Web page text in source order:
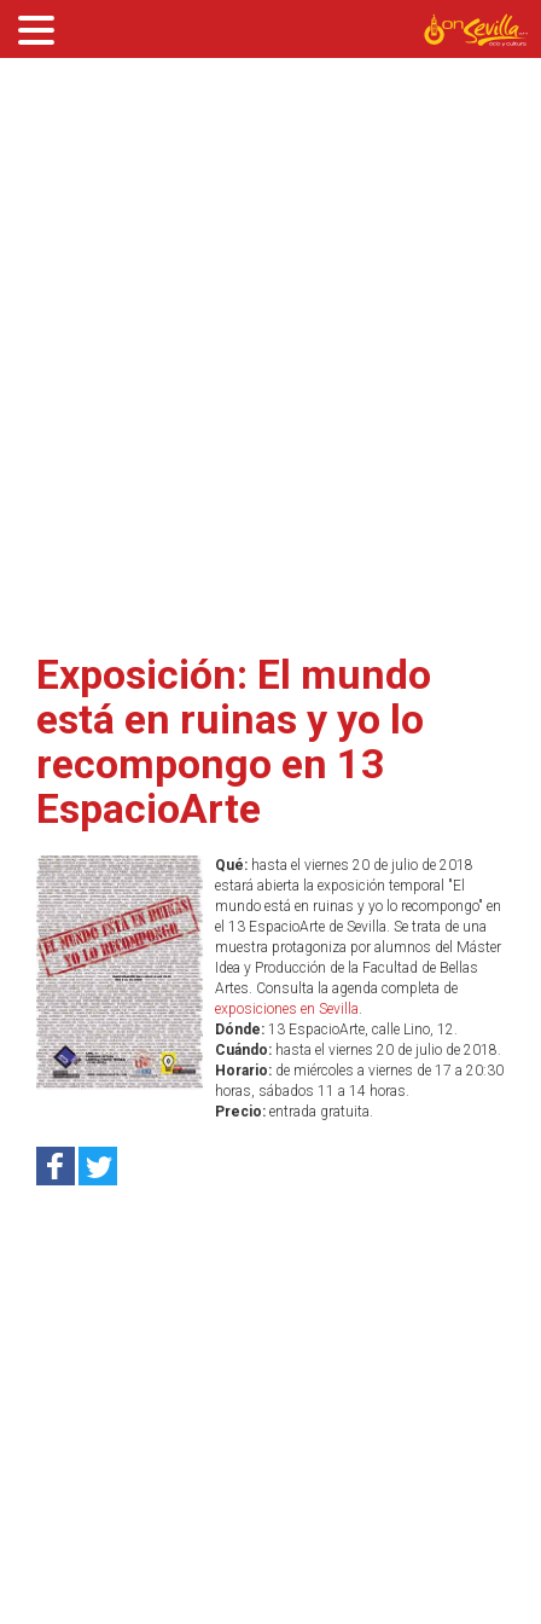
Exposición: El mundo
está en ruinas y yo lo
recompongo en 13
EspacioArte
Qué:hasta el viernes 20 de julio de 2018
estará abierta la exposición temporal "El
mundo está en ruinas y yo lo recompongo" en
el 13 EspacioArte de Sevilla. Se trata de una
muestra protagoniza por alumnos del Máster
Idea y Producción de la Facultad de Bellas
Artes. Consulta la agenda completa de
exposiciones en Sevilla.
Dónde:13 EspacioArte, calle Lino, 12.
Cuándo:hasta el viernes 20 de julio de 2018.
Horario:de miércoles a viernes de 17 a 20:30
horas, sábados 11 a 14 horas.
Precio:entrada gratuita.